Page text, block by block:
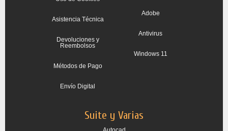
Asistencia Técnica
Devoluciones y
Reembolsos
Métodos de Pago
Envío Digital
Adobe
Antivirus
Windows 11
Suite y Varias